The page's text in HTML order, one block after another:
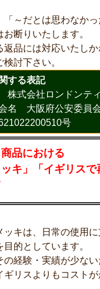
「～だとは思わなか
断りいたします。
返品には対応いたし
討下さい。
する表記
式会社ロンドンテ
名 大阪府公安委員
号
品における
ッキ」「イギリス
ッキは、日常の使用
的としています。
の経験・実績が少な
ギリスよりもコストが